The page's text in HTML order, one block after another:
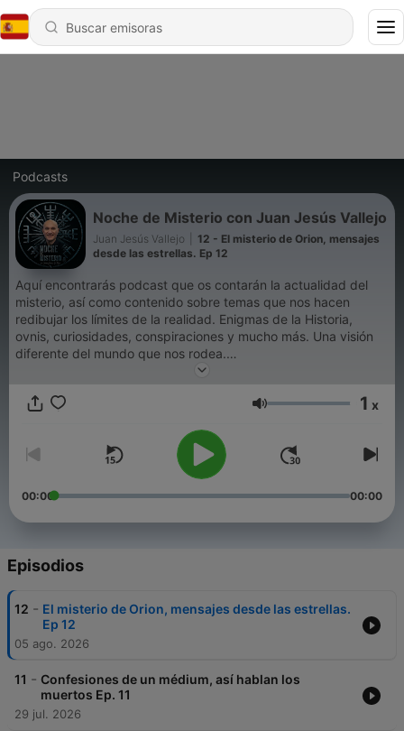
Podcasts
Noche de Misterio con Juan Jesús Vallejo
Juan Jesús Vallejo
12 - El misterio de Orion, mensajes
desde las estrellas. Ep 12
Aquí encontrarás podcast que os contarán la actualidad del
misterio, así como contenido sobre temas que nos hacen
redibujar los límites de la realidad. Enigmas de la Historia,
ovnis, curiosidades, conspiraciones y mucho más. Una visión
diferente del mundo que nos rodea.
Bienvenidos familia del misterio!
Volumen 1 x
00:00 00:00
Episodios
12 - El misterio de Orion, mensajes desde las estrellas.
Ep 12
05 ago. 2026
11 - Confesiones de un médium, así hablan los
muertos Ep. 11
29 jul. 2026